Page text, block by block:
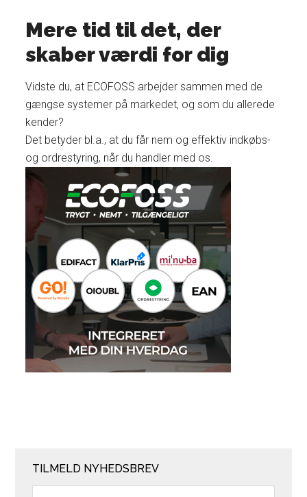
Mere tid til det, der
skaber værdi for dig
Vidste du, at ECOFOSS arbejder sammen med de
gængse systemer på markedet, og som du allerede
kender?
Det betyder bl.a., at du får nem og effektiv indkøbs-
og ordrestyring, når du handler med os.
TILMELD NYHEDSBREV